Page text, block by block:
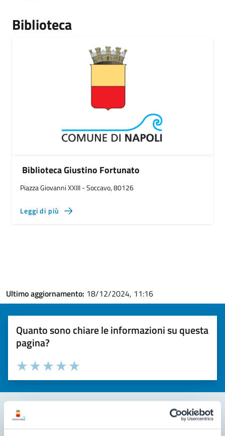
Biblioteca
Biblioteca Giustino Fortunato
Piazza Giovanni XXIII - Soccavo, 80126
Leggi di più
Ultimo aggiornamento: 18/12/2024, 11:16
Quanto sono chiare le informazioni su questa
pagina?
Valuta la chiarezza delle informazioni (da 1 a 5 stelle)
Seleziona il numero di stelle per valutare la chiarezza delle
Valuta 5 stelle su 5
Valuta 4 stelle su 5
Valuta 3 stelle su 5
Valuta 2 stelle su 5
Valuta 1 stelle su 5